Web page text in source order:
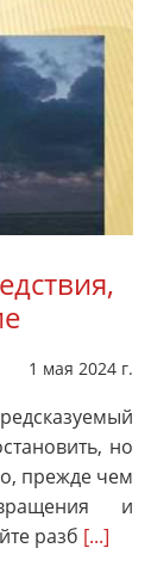
1 мая 2024 г.
но
прежде чем
и
разб [...]